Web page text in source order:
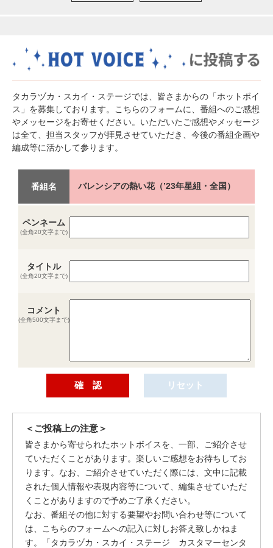
タカラヅカ・スカイ・ステージでは、皆さまからの「ホットボイ
ス」を募集しております。こちらのフォームに、番組へのご感想
やメッセージをお寄せください。いただいたご感想やメッセージ
は全て、担当スタッフが拝見させていただき、今後の番組企画や
編成等に活かして参ります。
番組名 バレンシアの熱い花（’23年星組・全国）
ペンネーム
(全角20文字まで)
タイトル
(全角20文字まで)
コメント
(全角500文字まで)
＜ご投稿上の注意＞
皆さまから寄せられたホットボイスを、一部、ご紹介させ
ていただくことがあります。楽しいご感想をお待ちしてお
ります。なお、ご紹介させていただく際には、文中に記載
された個人情報や表現内容等について、編集させていただ
くことがありますので予めご了承ください。
なお、番組その他に対する要望やお問い合わせ等について
は、こちらのフォームへの記入に対しお答え致しかねま
す。「タカラヅカ・スカイ・ステージ カスタマーセンタ